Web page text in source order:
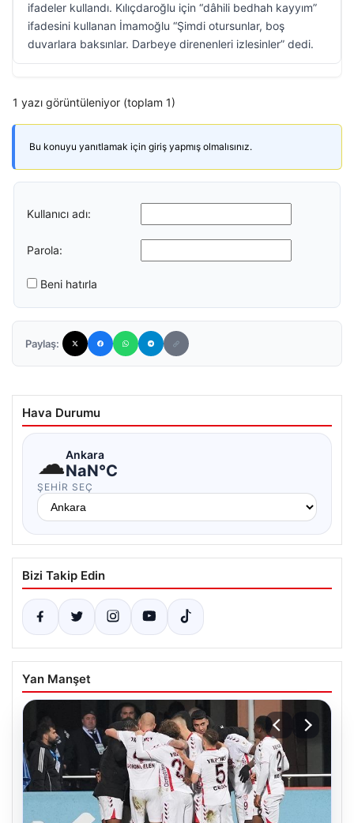
ifadeler kullandı. Kılıçdaroğlu için “dâhili bedhah kayyım”
ifadesini kullanan İmamoğlu “Şimdi otursunlar, boş
duvarlara baksınlar. Darbeye direnenleri izlesinler” dedi.
1 yazı görüntüleniyor (toplam 1)
Bu konuyu yanıtlamak için giriş yapmış olmalısınız.
Kullanıcı adı:
Parola:
Beni hatırla
Paylaş:
Hava Durumu
☁Ankara
NaN°C
ŞEHIR SEÇ
Bizi Takip Edin
Yan Manşet